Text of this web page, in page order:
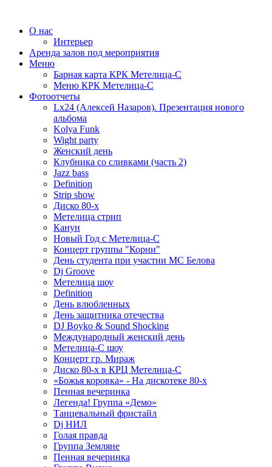
О нас
Интерьер
Аренда залов под мероприятия
Меню
Барная карта КРК Метелица-С
Меню КРК Метелица-С
Фотоотчеты
Lx24 (Алексей Назаров). Презентация нового
альбома
Kolya Funk
Wight party
Женский день
Клубника со сливками (часть 2)
Jazz bass
Definition
Strip show
Диско 80-х
Метелица стрип
Канун
Новый Год с Метелица-С
Концерт группы "Корни"
День студента при участии МС Белова
Dj Groove
Метелица шоу
Definition
День влюбленных
День защитника отечества
DJ Boyko & Sound Shocking
Международный женский день
Метелица-С шоу
Концерт гр. Мираж
Диско 80-х в КРЦ Метелица-С
«Божья коровка» - На дискотеке 80-х
Пенная вечеринка
Легенда! Группа «Демо»
Танцевальный фристайл
Dj НИЛ
Голая правда
Группа Земляне
Пенная вечеринка